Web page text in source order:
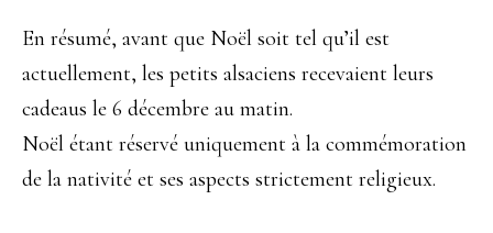
En résumé, avant que Noël soit tel qu’il est
actuellement, les petits alsaciens recevaient leurs
cadeaus le 6 décembre au matin.
Noël étant réservé uniquement à la commémoration
de la nativité et ses aspects strictement religieux.